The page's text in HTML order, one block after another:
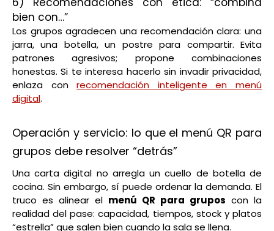
bien con…”
Los grupos agradecen una recomendación clara: una
jarra, una botella, un postre para compartir. Evita
patrones agresivos; propone combinaciones
honestas. Si te interesa hacerlo sin invadir privacidad,
enlaza conrecomendación inteligente en menú
digital.
Operación y servicio: lo que el menú QR para
grupos debe resolver “detrás”
Una carta digital no arregla un cuello de botella de
cocina. Sin embargo, sí puede ordenar la demanda. El
truco es alinear el menú QR para grupos con la
realidad del pase: capacidad, tiempos, stock y platos
“estrella” que salen bien cuando la sala se llena.